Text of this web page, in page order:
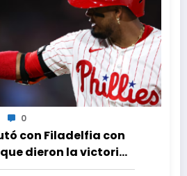
0
con Filadelfia con
dieron la victoria